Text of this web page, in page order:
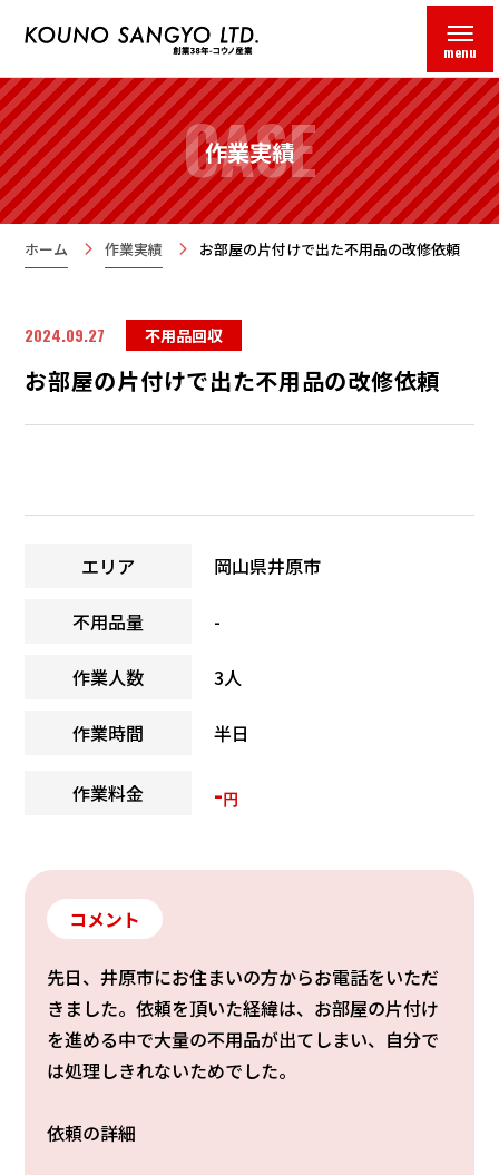
menu
CASE
作業実績
ホーム 作業実績 お部屋の片付けで出た不用品の改修依頼
2024.09.27 不用品回収
お部屋の片付けで出た不用品の改修依頼
エリア 岡山県井原市
不用品量 -
作業人数 3人
作業時間 半日
作業料金 -円
コメント
先日、井原市にお住まいの方からお電話をいただ
きました。依頼を頂いた経緯は、お部屋の片付け
を進める中で大量の不用品が出てしまい、自分で
は処理しきれないためでした。
依頼の詳細